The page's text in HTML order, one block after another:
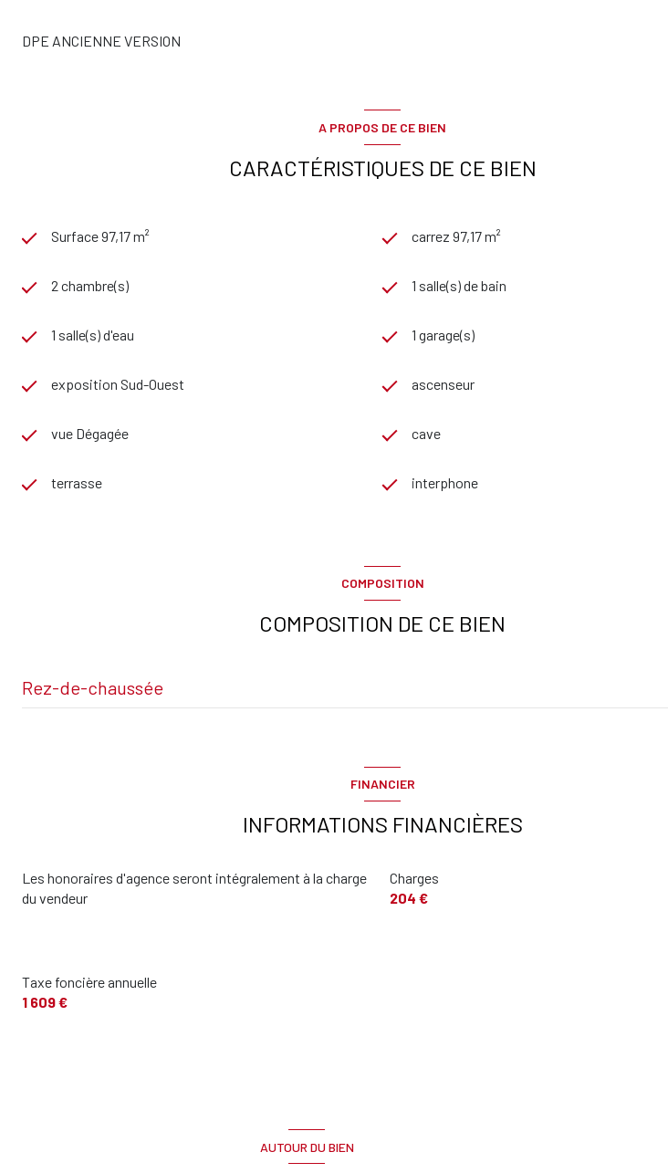
DPE ANCIENNE VERSION
A PROPOS DE CE BIEN
CARACTÉRISTIQUES DE CE BIEN
Surface 97,17 m² carrez 97,17 m²
2 chambre(s) 1 salle(s) de bain
1 salle(s) d'eau 1 garage(s)
exposition Sud-Ouest ascenseur
vue Dégagée cave
terrasse interphone
COMPOSITION
COMPOSITION DE CE BIEN
Rez-de-chaussée
Salle de douche
terrasse
FINANCIER
INFORMATIONS FINANCIÈRES
Les honoraires d'agence seront intégralement à la charge
du vendeur
Charges
204 €
Taxe foncière annuelle
1 609 €
AUTOUR DU BIEN